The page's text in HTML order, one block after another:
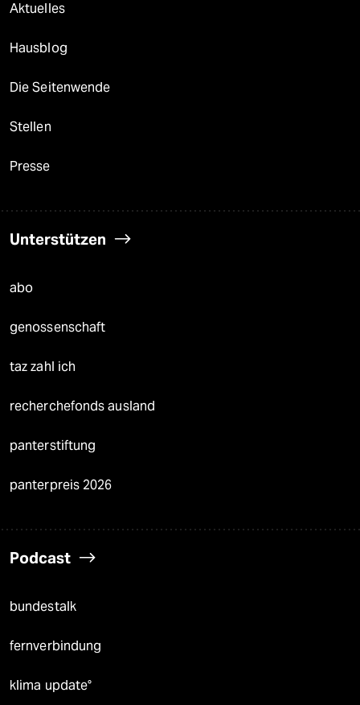
Aktuelles
Hausblog
Die Seitenwende
Stellen
Presse
Unterstützen
abo
genossenschaft
taz zahl ich
recherchefonds ausland
panterstiftung
panterpreis 2026
Podcast
bundestalk
fernverbindung
klima update°